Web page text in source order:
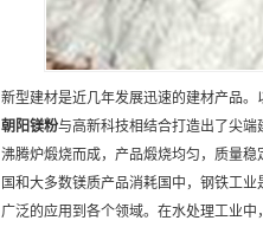
新型建材是近几年发展迅速的建材产品。
朝阳镁粉与高新科技相结合打造出了尖端
沸腾炉煅烧而成，产品煅烧均匀，质量
国和大多数镁质产品消耗国中，钢铁工
广泛的应用到各个领域。在水处理工业